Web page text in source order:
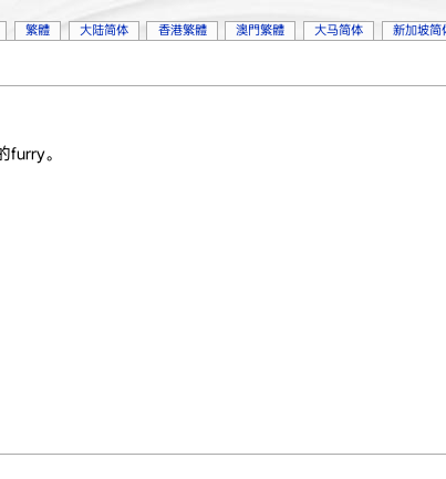
。
繁體 大陆简体 香港繁體 澳門繁體 大马简体 新加坡简